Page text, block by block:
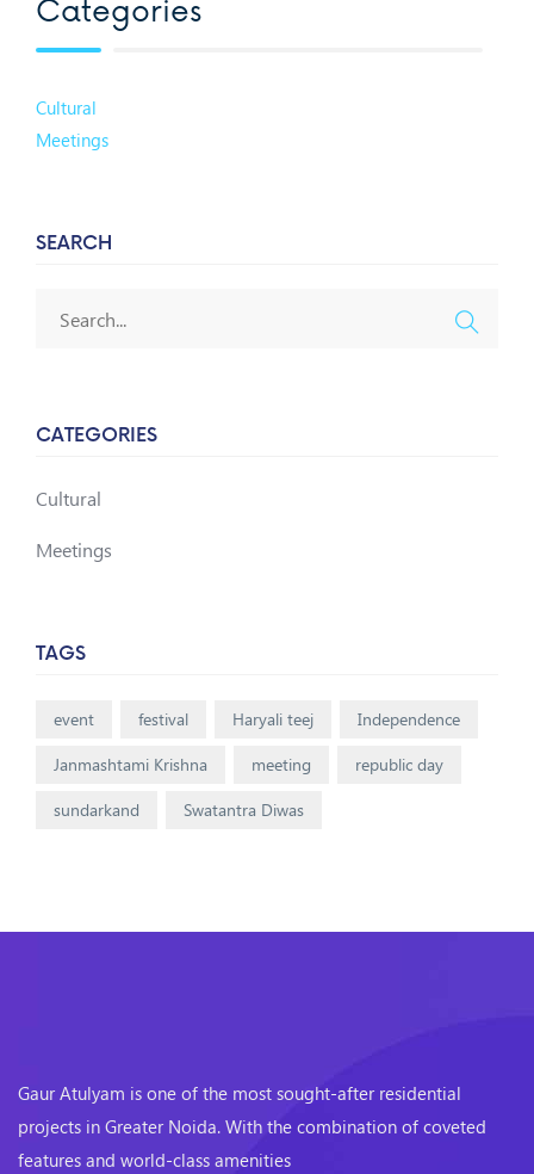
Categories
Cultural
Meetings
SEARCH
CATEGORIES
Cultural
Meetings
TAGS
event festival Haryali teej
Independence
Janmashtami Krishna
meeting
republic day
sundarkand
Swatantra Diwas
Gaur Atulyam is one of the most sought-after residential
projects in Greater Noida. With the combination of coveted
features and world-class amenities